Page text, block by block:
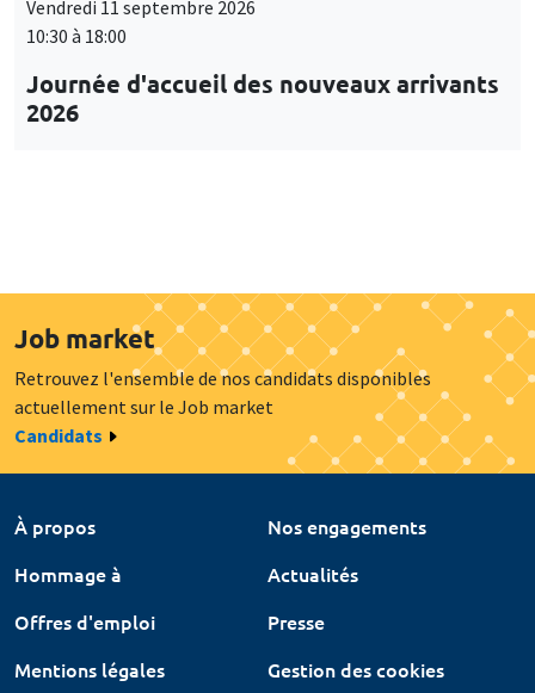
Vendredi 11 septembre 2026
10:30 à 18:00
Journée d'accueil des nouveaux arrivants
2026
Job market
Retrouvez l'ensemble de nos candidats disponibles
actuellement sur le Job market
Candidats
À propos
Nos engagements
Hommage à
Actualités
Offres d'emploi
Presse
Mentions légales
Gestion des cookies